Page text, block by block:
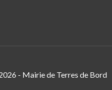
- Mairie de Terres de Bord